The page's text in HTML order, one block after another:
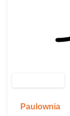
Paulownia